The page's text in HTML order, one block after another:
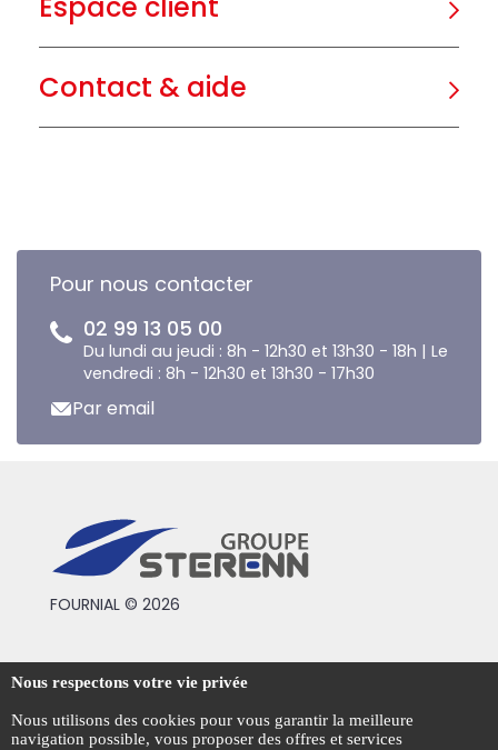
Contact & aide
Pour nous contacter
02 99 13 05 00
Du lundi au jeudi : 8h - 12h30 et 13h30 - 18h | Le
vendredi : 8h - 12h30 et 13h30 - 17h30
Par email
FOURNIAL © 2026
Conditions générales de vente
Mentions légales
Nous respectons votre vie privée
Nous utilisons des cookies pour vous garantir la meilleure
navigation possible, vous proposer des offres et services